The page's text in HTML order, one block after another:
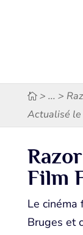
> ... >
Actualisé
Film
Le cinéma
Bruges et